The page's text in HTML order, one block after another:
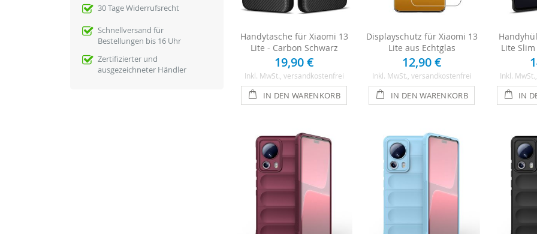
Handytasche für Xiaomi 13
Lite - Carbon Schwarz
19,90 €
Inkl. MwSt., versandkostenfrei
IN DEN WARENKORB
Displayschutz für Xiaomi 13
Lite aus Echtglas
12,90 €
Inkl. MwSt., versandkostenfrei
IN DEN WARENKORB
Lite
Inkl. MwSt.
IN
30 Tage Widerrufsrecht
Schnellversand für
Bestellungen bis 16 Uhr
Zertifizierter und
ausgezeichneter Händler